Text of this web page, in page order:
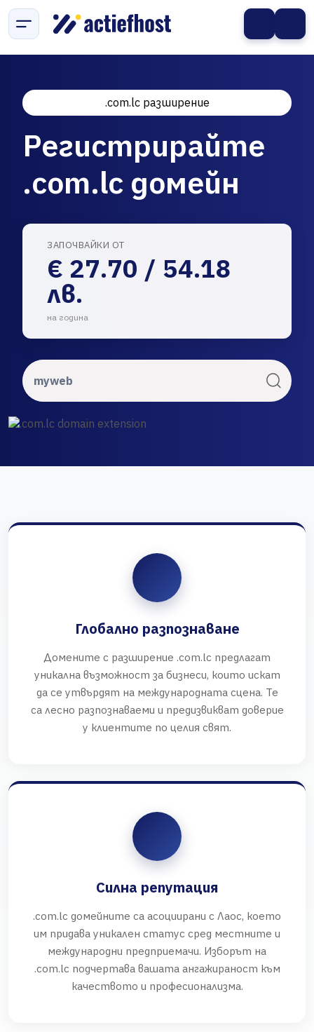
.com.lc разширение
Регистрирайте
.com.lc домейн
ЗАПОЧВАЙКИ ОТ
€ 27.70 / 54.18
лв.
на година
Глобално разпознаване
Домените с разширение .com.lc предлагат
уникална възможност за бизнеси, които искат
да се утвърдят на международната сцена. Те
са лесно разпознаваеми и предизвикват доверие
у клиентите по целия свят.
Силна репутация
.com.lc домейните са асоциирани с Лаос, което
им придава уникален статус сред местните и
международни предприемачи. Изборът на
.com.lc подчертава вашата ангажираност към
качеството и професионализма.